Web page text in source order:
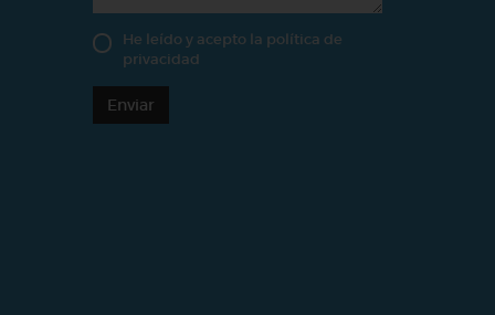
He leído y acepto la política de
privacidad
Enviar